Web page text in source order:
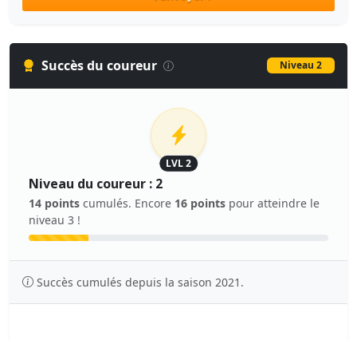
Succès du coureur Niveau 2
LVL 2
Niveau du coureur : 2
14 points cumulés. Encore 16 points pour atteindre le
niveau 3 !
Succès cumulés depuis la saison 2021.